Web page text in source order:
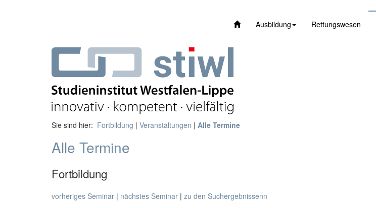
Ausbildung Rettungswesen
Sie sind hier: Fortbildung | Veranstaltungen | Alle Termine
Alle Termine
Fortbildung
vorheriges Seminar | nächstes Seminar | zu den Suchergebnissenn